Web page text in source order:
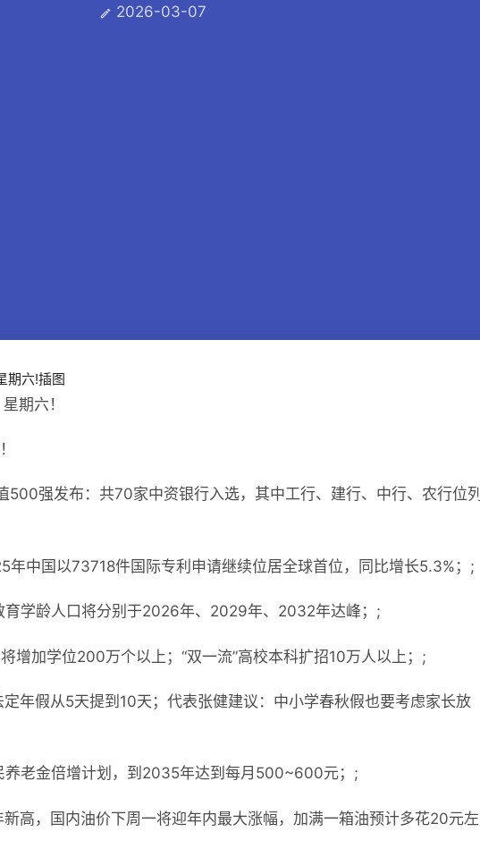
 2026-03-07
期六！
500强发布：共70家中资银行入选，其中工行、建行、中行、农行位列
年中国以73718件国际专利申请继续位居全球首位，同比增长5.3%；;
育学龄人口将分别于2026年、2029年、2032年达峰；;
增加学位200万个以上；“双一流”高校本科扩招10万人以上；;
年假从5天提到10天；代表张健建议：中小学春秋假也要考虑家长放
养老金倍增计划，到2035年达到每月500~600元；;
高，国内油价下周一将迎年内最大涨幅，加满一箱油预计多花20元左